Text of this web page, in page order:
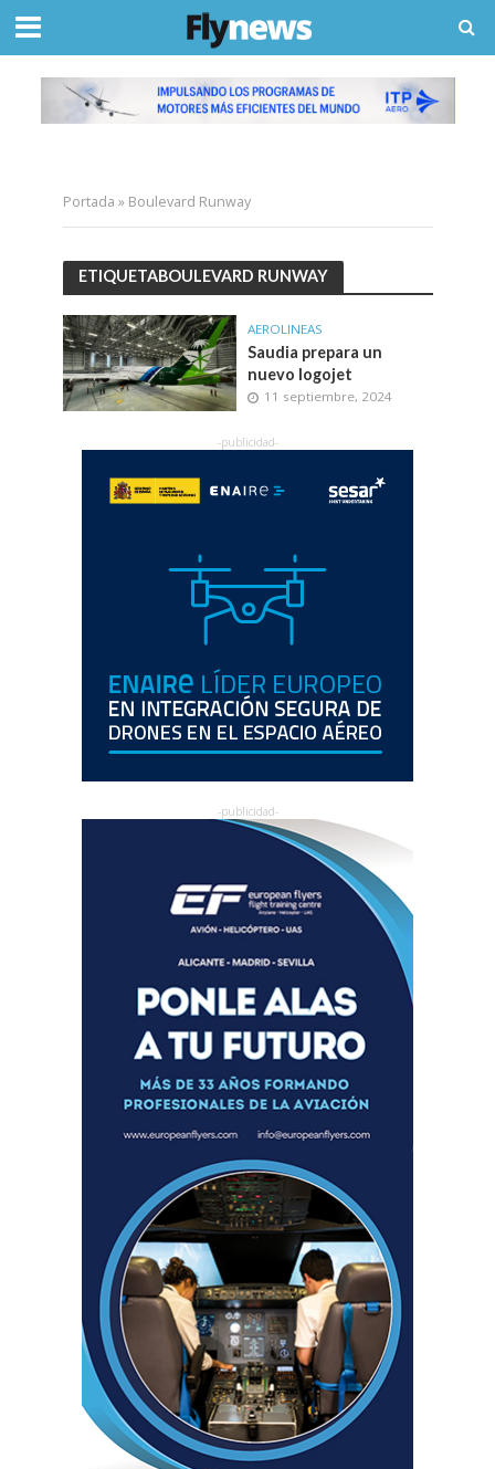
Portada » Boulevard Runway
ETIQUETABOULEVARD RUNWAY
AEROLINEAS
Saudia prepara un
nuevo logojet
11 septiembre, 2024